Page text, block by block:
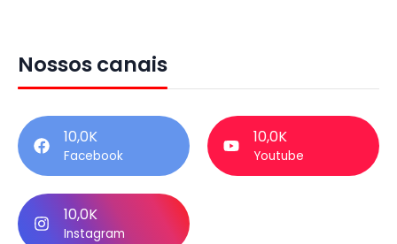
Nossos canais
10,0K
Facebook
10,0K
Youtube
10,0K
Instagram